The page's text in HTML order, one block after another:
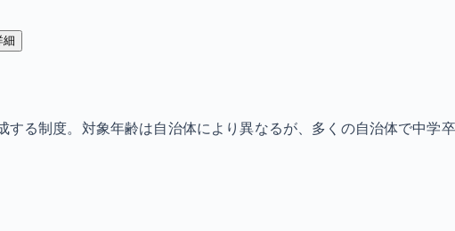
細
る制度。対象年齢は自治体により異なるが、多くの自治体で中学卒